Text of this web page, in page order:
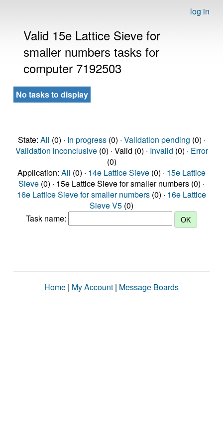
log in
Valid 15e Lattice Sieve for
smaller numbers tasks for
computer 7192503
No tasks to display
State: All (0) · In progress(0) · Validation pending (0) ·
Validation inconclusive(0) · Valid (0) · Invalid (0) · Error
(0)
Application: All (0) · 14e Lattice Sieve (0) · 15e Lattice
Sieve (0) · 15e Lattice Sieve for smaller numbers (0) ·
16e Lattice Sieve for smaller numbers (0) · 16e Lattice
Sieve V5 (0)
Task name:
Home | My Account | Message Boards